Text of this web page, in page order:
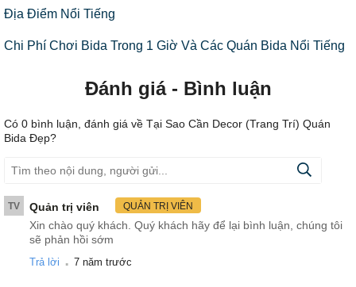
Địa Điểm Nổi Tiếng
Chi Phí Chơi Bida Trong 1 Giờ Và Các Quán Bida Nổi Tiếng
Đánh giá - Bình luận
Có 0 bình luận, đánh giá về Tại Sao Cần Decor (Trang Trí) Quán
Bida Đẹp?
TV Quản trị viên QUẢN TRỊ VIÊN
Xin chào quý khách. Quý khách hãy để lại bình luận, chúng tôi
sẽ phản hồi sớm
Trả lời . 7 năm trước